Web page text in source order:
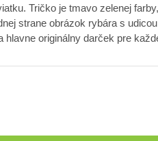
Tričko je tmavo zelenej
strane obrázok rybára s
hlavne originálny darček pre